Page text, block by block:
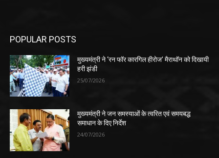
POPULAR POSTS
मुख्यमंत्री ने ‘रन फॉर कारगिल हीरोज’ मैराथॉन को दिखायी
हरी झंडी
25/07/2026
मुख्यमंत्री ने जन समस्याओं के त्वरित एवं समयबद्ध
समाधान के दिए निर्देश
24/07/2026